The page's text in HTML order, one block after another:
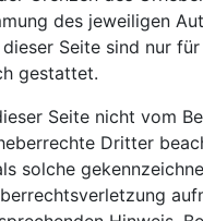
des jeweiligen
Seite sind nur
gestattet.
Seite nicht vom
Dritter
solche